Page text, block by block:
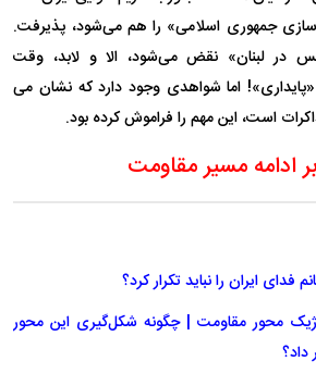
جمهوری اسلامی» را هم می‌شود، پذیرفت.
در لبنان» نقض می‌شود، الا و لابد، وقت
اما شواهدی وجود دارد که نشان می
است، این مهم را فراموش کرده بود.
ادامه مسیر مقاومت
فدای ایران را نباید تکرار کرد؟
محور مقاومت | چگونه شکل‌گیری این محور
داد؟